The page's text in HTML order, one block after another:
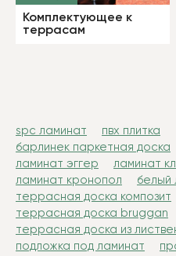
Комплектующее к
террасам
spc ламинат
пвх плитка
барлинек паркетная доска
ламинат эггер
ламинат
ламинат кронопол
белый
террасная доска композит
террасная доска bruggan
террасная доска из
подложка под ламинат